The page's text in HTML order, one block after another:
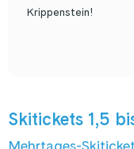
Krippenstein!
Skitickets 1,5
Mehrtages-